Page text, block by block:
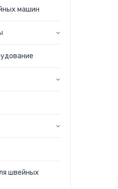
машин
швейных